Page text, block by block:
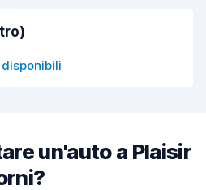
un'auto a Plaisir